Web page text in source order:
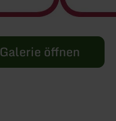
Galerie öffnen